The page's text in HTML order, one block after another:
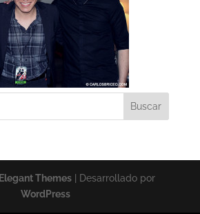
Elegant Themes| Desarrollado por
WordPress